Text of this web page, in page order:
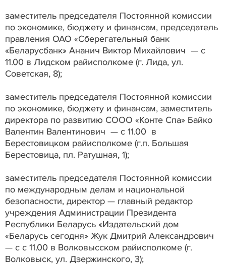
заместитель председателя Постоянной комиссии
по экономике, бюджету и финансам, председатель
правления ОАО «Сберегательный банк
«Беларусбанк» Ананич Виктор Михайлович — с
11.00 в Лидском райисполкоме (г. Лида, ул.
Советская, 8);
заместитель председателя Постоянной комиссии
по экономике, бюджету и финансам, заместитель
директора по развитию СООО «Конте Спа» Байко
Валентин Валентинович — с 11.00 в
Берестовицком райисполкоме (г.п. Большая
Берестовица, пл. Ратушная, 1);
заместитель председателя Постоянной комиссии
по международным делам и национальной
безопасности, директор — главный редактор
учреждения Администрации Президента
Республики Беларусь «Издательский дом
«Беларусь сегодня» Жук Дмитрий Александрович
— с с 11.00 в Волковысском райисполкоме (г.
Волковыск, ул. Дзержинского, 3);